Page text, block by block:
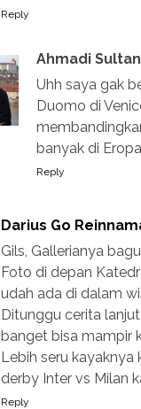
Reply
Ahmadi Sultan
Uhh saya gak
Duomo di
banyak di
Reply
Darius Go
Gils, Gallerianya
Foto di depan
udah ada di dalam
Ditunggu cerita
banget bisa mampir
Lebih seru kayaknya
derby Inter vs Milan
Reply